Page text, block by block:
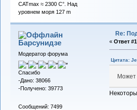
CATmax ≈ 2300 C°. Над
уровнем моря 127 m
Барсунидзе
Модератор форума
Спасибо
-Дано: 38066
-Получено: 39773
Сообщений: 7499
Re:
« Ответ
Цитата:
Может